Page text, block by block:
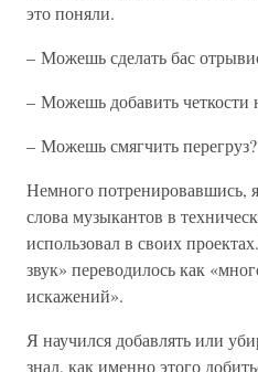
это поняли.
– Можешь сделать бас
– Можешь добавить четкости
– Можешь смягчить перегруз?
Немного потренировавшись,
слова музыкантов в
использовал в своих
звук» переводилось как
искажений».
Я научился добавлять или
знал, как именно этого